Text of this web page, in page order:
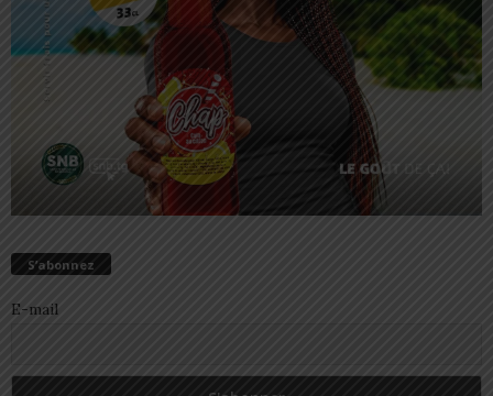
S’abonnez
E-mail